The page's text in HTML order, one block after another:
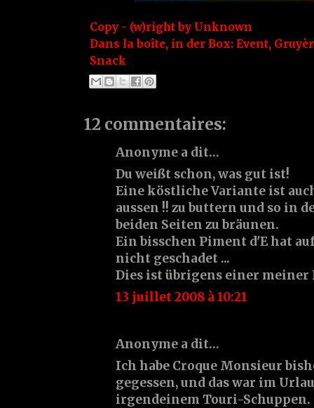
Copy - (w)right by Unknown
Dans la boîte, in der Box: Event,
Snack
12 commentaires:
Anonyme a dit…
Du weißt schon, was gut ist!
Eine köstliche Variante ist
aussen !! zu buttern und so in
beiden Seiten zu bräunen.
Ein bisschen Piment d'E hat
nicht geschadet ...
Dies ist übrigens einer
13 juillet 2008 à 10:21
Anonyme a dit…
Ich habe Croque Monsieur
gegessen, und das war im
irgendeinem Touri-Schuppen.